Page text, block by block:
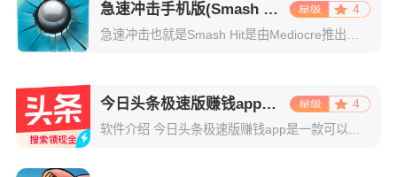
急速冲击手机版(Smash Hit)
4
急速冲击也就是Smash Hit是由Mediocre推出的一款动作射击的音乐小游戏。不知道你们的童年记忆中有没有弹珠，不论是儿时玩过的实物弹珠，或是windows XP中的三维弹球。随着时代的进步，弹
今日头条极速版赚钱app下载
4
软件介绍 今日头条极速版赚钱app是一款可以赚钱的资讯阅读平台，没错这款软件不仅可以看各种新闻资讯，还能轻